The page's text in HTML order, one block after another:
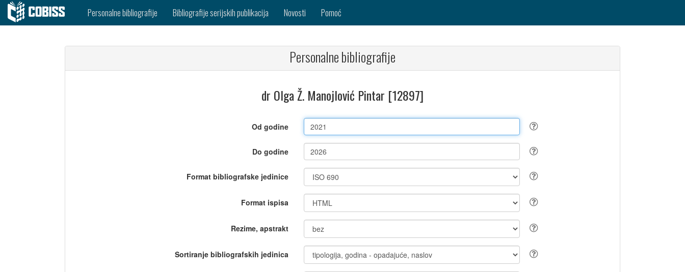
Personalne bibliografije Bibliografije serijskih publikacija Novosti Pomoć
Personalne bibliografije
dr Olga Ž. Manojlović Pintar [12897]
Od godine
Do godine
Format bibliografske jedinice
Format ispisa
Rezime, apstrakt
Sortiranje bibliografskih jedinica